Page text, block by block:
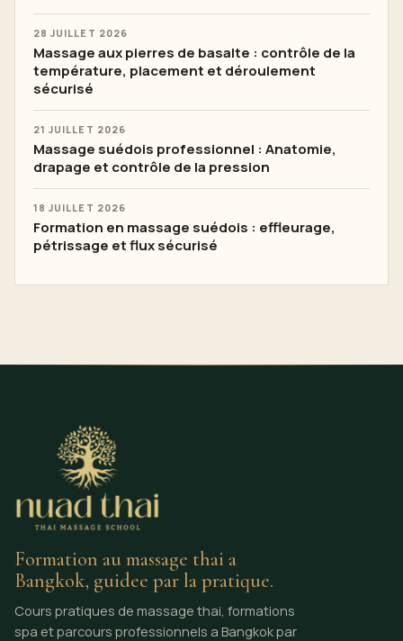
28 JUILLET 2026
Massage aux pierres de basalte : contrôle de la
température, placement et déroulement
sécurisé
21 JUILLET 2026
Massage suédois professionnel : Anatomie,
drapage et contrôle de la pression
18 JUILLET 2026
Formation en massage suédois : effleurage,
pétrissage et flux sécurisé
Formation au massage thai a
Bangkok, guidee par la pratique.
Cours pratiques de massage thai, formations
spa et parcours professionnels a Bangkok par